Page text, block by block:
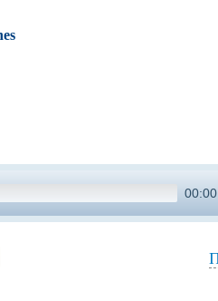
00:00